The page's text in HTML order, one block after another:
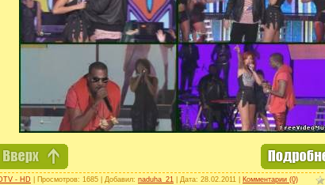
- HD | Просмотров: 1685 | Добавил: naduha_21 | Дата: 28.02.2011 Комментарии (0)